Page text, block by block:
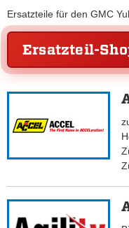
Ersatzteile für den GMC
Ersatzteil-